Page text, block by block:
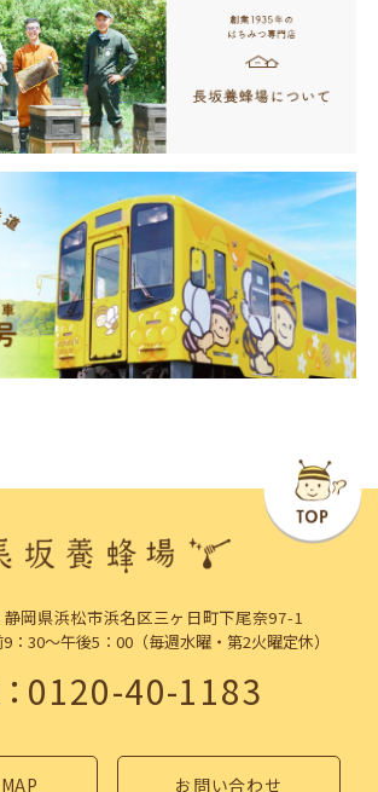
岡県浜松市浜名区三ヶ日町下尾奈97-1
9：30～午後5：00（毎週水曜・第2火曜定休）
0120-40-1183
お問い合わせ